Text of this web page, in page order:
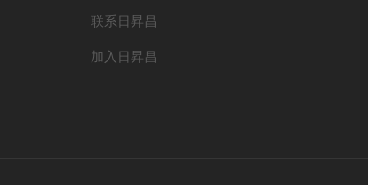
联系日昇昌
加入日昇昌